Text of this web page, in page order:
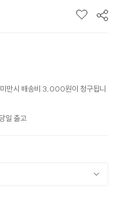
만시 배송비 3,000원이 청구됩니
일 출고